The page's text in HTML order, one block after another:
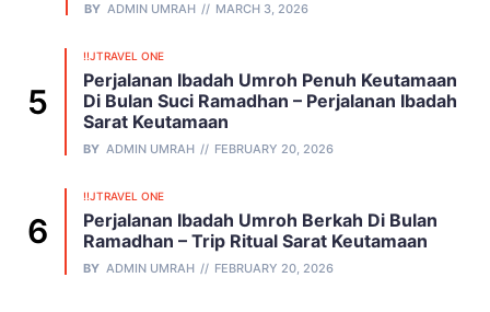
BY ADMIN UMRAH MARCH 3, 2026
!!JTRAVEL ONE
Perjalanan Ibadah Umroh Penuh Keutamaan
Di Bulan Suci Ramadhan – Perjalanan Ibadah
Sarat Keutamaan
BY ADMIN UMRAH FEBRUARY 20, 2026
!!JTRAVEL ONE
Perjalanan Ibadah Umroh Berkah Di Bulan
Ramadhan – Trip Ritual Sarat Keutamaan
BY ADMIN UMRAH FEBRUARY 20, 2026